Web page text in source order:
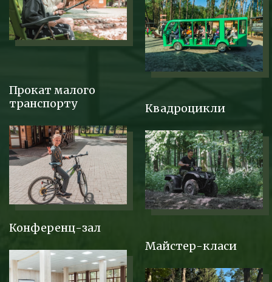
Прокат малого
транспорту
Квадроцикли
Конференц-зал
Майстер-класи